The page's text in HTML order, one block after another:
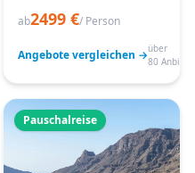
ab2499 €/ Person
Angebote vergleichen →über
80
Pauschalreise